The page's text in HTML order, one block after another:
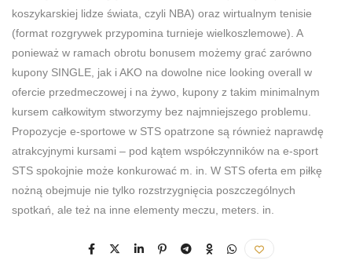
koszykarskiej lidze świata, czyli NBA) oraz wirtualnym tenisie
(format rozgrywek przypomina turnieje wielkoszlemowe). A
ponieważ w ramach obrotu bonusem możemy grać zarówno
kupony SINGLE, jak i AKO na dowolne nice looking overall w
ofercie przedmeczowej i na żywo, kupony z takim minimalnym
kursem całkowitym stworzymy bez najmniejszego problemu.
Propozycje e-sportowe w STS opatrzone są również naprawdę
atrakcyjnymi kursami – pod kątem współczynników na e-sport
STS spokojnie może konkurować m. in. W STS oferta em piłkę
nożną obejmuje nie tylko rozstrzygnięcia poszczególnych
spotkań, ale też na inne elementy meczu, meters. in.